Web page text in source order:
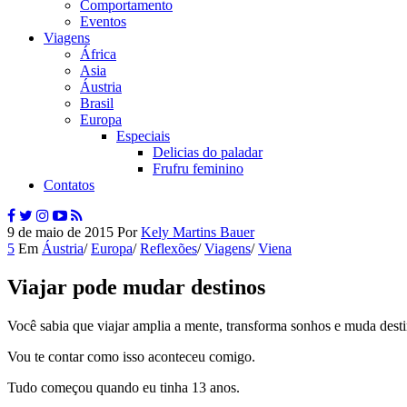
Comportamento
Eventos
Viagens
África
Asia
Áustria
Brasil
Europa
Especiais
Delicias do paladar
Frufru feminino
Contatos
9 de maio de 2015 Por Kely Martins Bauer
5 Em Áustria/ Europa/ Reflexões/ Viagens/ Viena
Viajar pode mudar destinos
Você sabia que viajar amplia a mente, transforma sonhos e muda
Vou te contar como isso aconteceu comigo.
Tudo começou quando eu tinha 13 anos.